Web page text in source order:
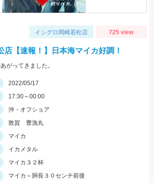
イシグロ岡崎若松店 725 view
店【速報！】日本海マイカ好調！
がってきました。
2022/05/17
17:30～00:00
沖・オフショア
敦賀 豊漁丸
マイカ
イカメタル
マイカ３２杯
マイカ～胴長３０センチ前後